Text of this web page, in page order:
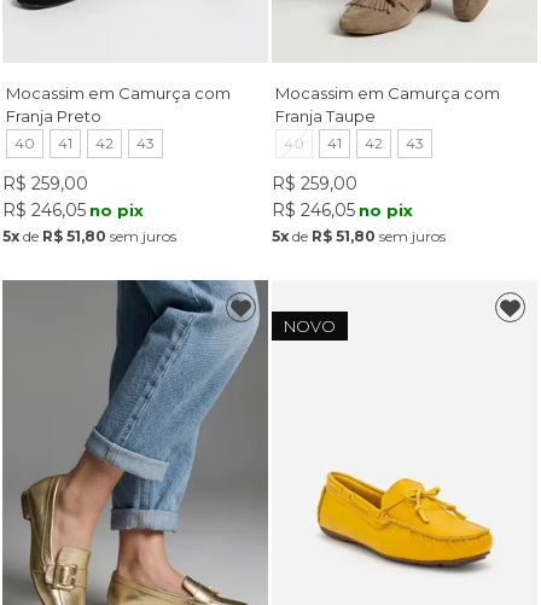
Mocassim em Camurça com
Franja Preto
40 41 42 43
R$ 259,00
R$ 246,05 no pix
5xde R$ 51,80 sem juros
Mocassim em Camurça com
Franja Taupe
40 41 42 43
R$ 259,00
R$ 246,05 no pix
5x de R$ 51,80 sem juros
NOVO